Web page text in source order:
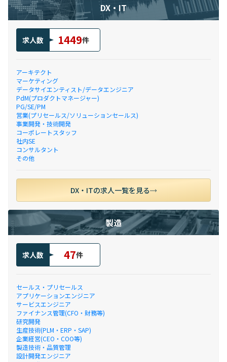
DX・IT
求人数 1449件
アーキテクト
マーケティング
データサイエンティスト/データエンジニア
PdM(プロダクトマネージャー)
PG/SE/PM
営業(プリセールス/ソリューションセールス)
事業開発・技術開発
コーポレートスタッフ
社内SE
コンサルタント
その他
DX・ITの求人一覧を見る
製造
求人数 47件
セールス・プリセールス
アプリケーションエンジニア
サービスエンジニア
ファイナンス管理(CFO・財務等)
研究開発
生産技術(PLM・ERP・SAP)
企業経営(CEO・COO等)
製造技術・品質管理
設計開発エンジニア